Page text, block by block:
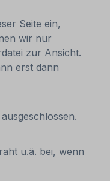
Seite ein,
wir nur
zur Ansicht.
erst dann
u.ä. bei, wenn